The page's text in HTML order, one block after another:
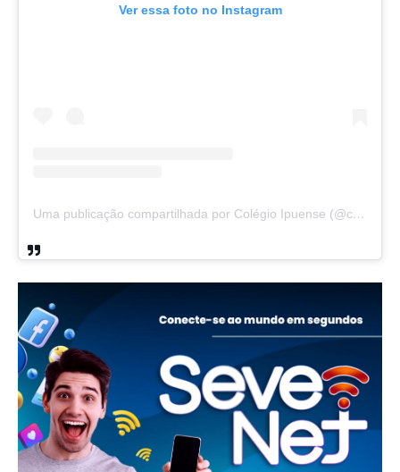
Ver essa foto no Instagram
Uma publicação compartilhada por Colégio Ipuense (@colegioipuense)